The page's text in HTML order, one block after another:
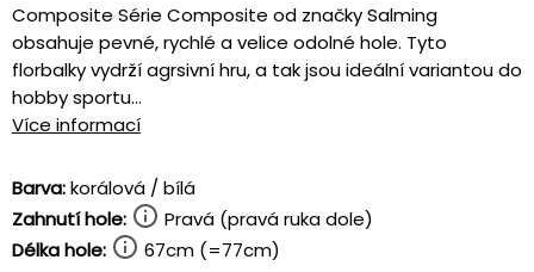
Composite Série Composite od značky Salming
obsahuje pevné, rychlé a velice odolné hole. Tyto
florbalky vydrží agrsivní hru, a tak jsou ideální variantou do
hobby sportu...
Více informací
Barva:korálová / bílá
Zahnutí hole:
Pravá (pravá ruka dole)
Délka hole:
67cm (=77cm)